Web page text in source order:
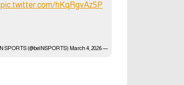
pic.twitter.com/hKqRgvAz5P
— beIN SPORTS (@beINSPORTS)
March 4, 2026